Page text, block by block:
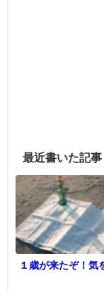
最近書いた記事
１歳が来たぞ！気